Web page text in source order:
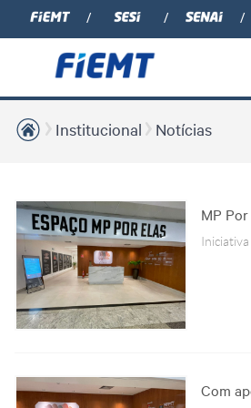
Institucional Notícias
MP
Com